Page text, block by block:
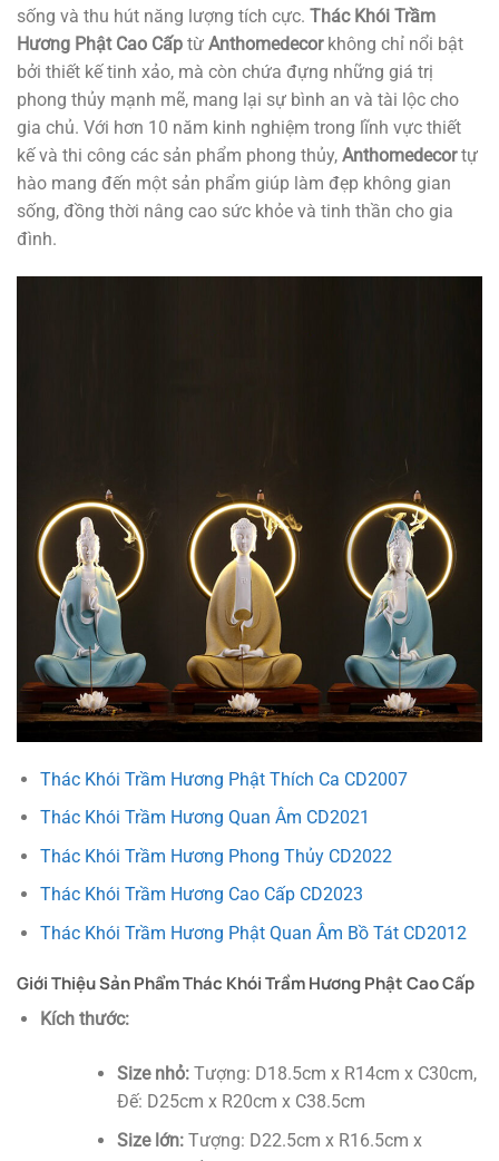
sống và thu hút năng lượng tích cực. Thác Khói Trầm
Hương Phật Cao Cấp từ Anthomedecorkhông chỉ nổi bật
bởi thiết kế tinh xảo, mà còn chứa đựng những giá trị
phong thủy mạnh mẽ, mang lại sự bình an và tài lộc cho
gia chủ. Với hơn 10 năm kinh nghiệm trong lĩnh vực thiết
kế và thi công các sản phẩm phong thủy, Anthomedecortự
hào mang đến một sản phẩm giúp làm đẹp không gian
sống, đồng thời nâng cao sức khỏe và tinh thần cho gia
đình.
Thác Khói Trầm Hương Phật Thích Ca CD2007
Thác Khói Trầm Hương Quan Âm CD2021
Thác Khói Trầm Hương Phong Thủy CD2022
Thác Khói Trầm Hương Cao Cấp CD2023
Thác Khói Trầm Hương Phật Quan Âm Bồ Tát CD2012
Giới Thiệu Sản Phẩm Thác Khói Trầm Hương Phật Cao Cấp
Kích thước:
Size nhỏ:Tượng: D18.5cm x R14cm x C30cm,
Đế: D25cm x R20cm x C38.5cm
Size lớn:Tượng: D22.5cm x R16.5cm x